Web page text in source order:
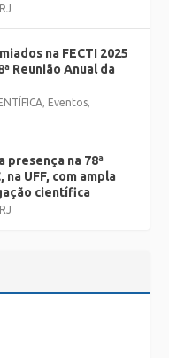
na FECTI 2025
Reunião Anual da
, Eventos,
presença na 78ª
na UFF, com ampla
científica